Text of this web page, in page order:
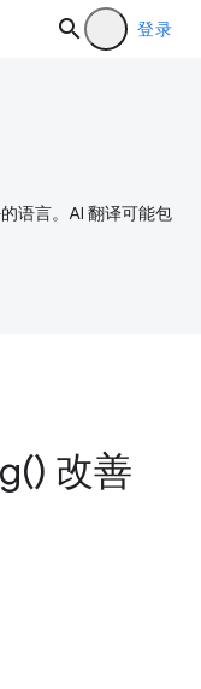
登录
语言。AI 翻译可能包
) 改善